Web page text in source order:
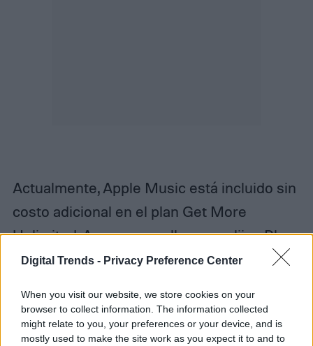
Digital Trends - Privacy Preference Center
When you visit our website, we store cookies on your
browser to collect information. The information collected
might relate to you, your preferences or your device, and is
mostly used to make the site work as you expect it to and to
Actualmente, Apple Music está incluido sin
costo adicional en el plan Get More
Unlimited. Aunque aquellos que elijan Play
More Unlimited, Do More Unlimited o Start
meses de Apple Music gratis durante seis
meses.